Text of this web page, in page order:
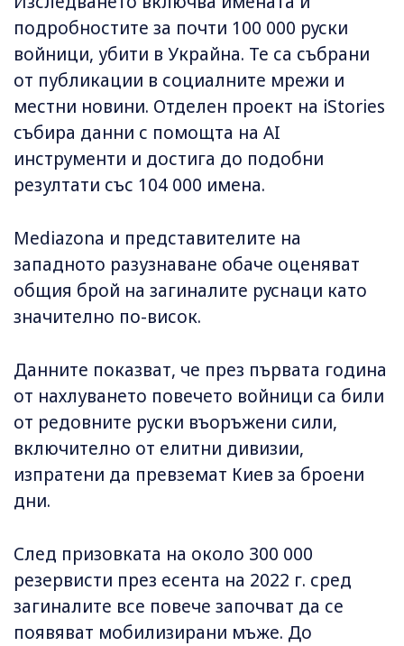
подробностите за почти 100 000 руски
войници, убити в Украйна. Те са събрани
от публикации в социалните мрежи и
местни новини. Отделен проект на iStories
събира данни с помощта на AI
инструменти и достига до подобни
резултати със 104 000 имена.
Mediazona и представителите на
западното разузнаване обаче оценяват
общия брой на загиналите руснаци като
значително по-висок.
Данните показват, че през първата година
от нахлуването повечето войници са били
от редовните руски въоръжени сили,
включително от елитни дивизии,
изпратени да превземат Киев за броени
дни.
След призовката на около 300 000
резервисти през есента на 2022 г. сред
загиналите все повече започват да се
появяват мобилизирани мъже. До